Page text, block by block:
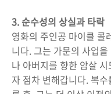
3. 순수성의 상실과 타락
영화의 주인공 마이클 콜
니다. 그는 가문의 사업
나 아버지를 향한 암살
자 점차 변해갑니다. 복